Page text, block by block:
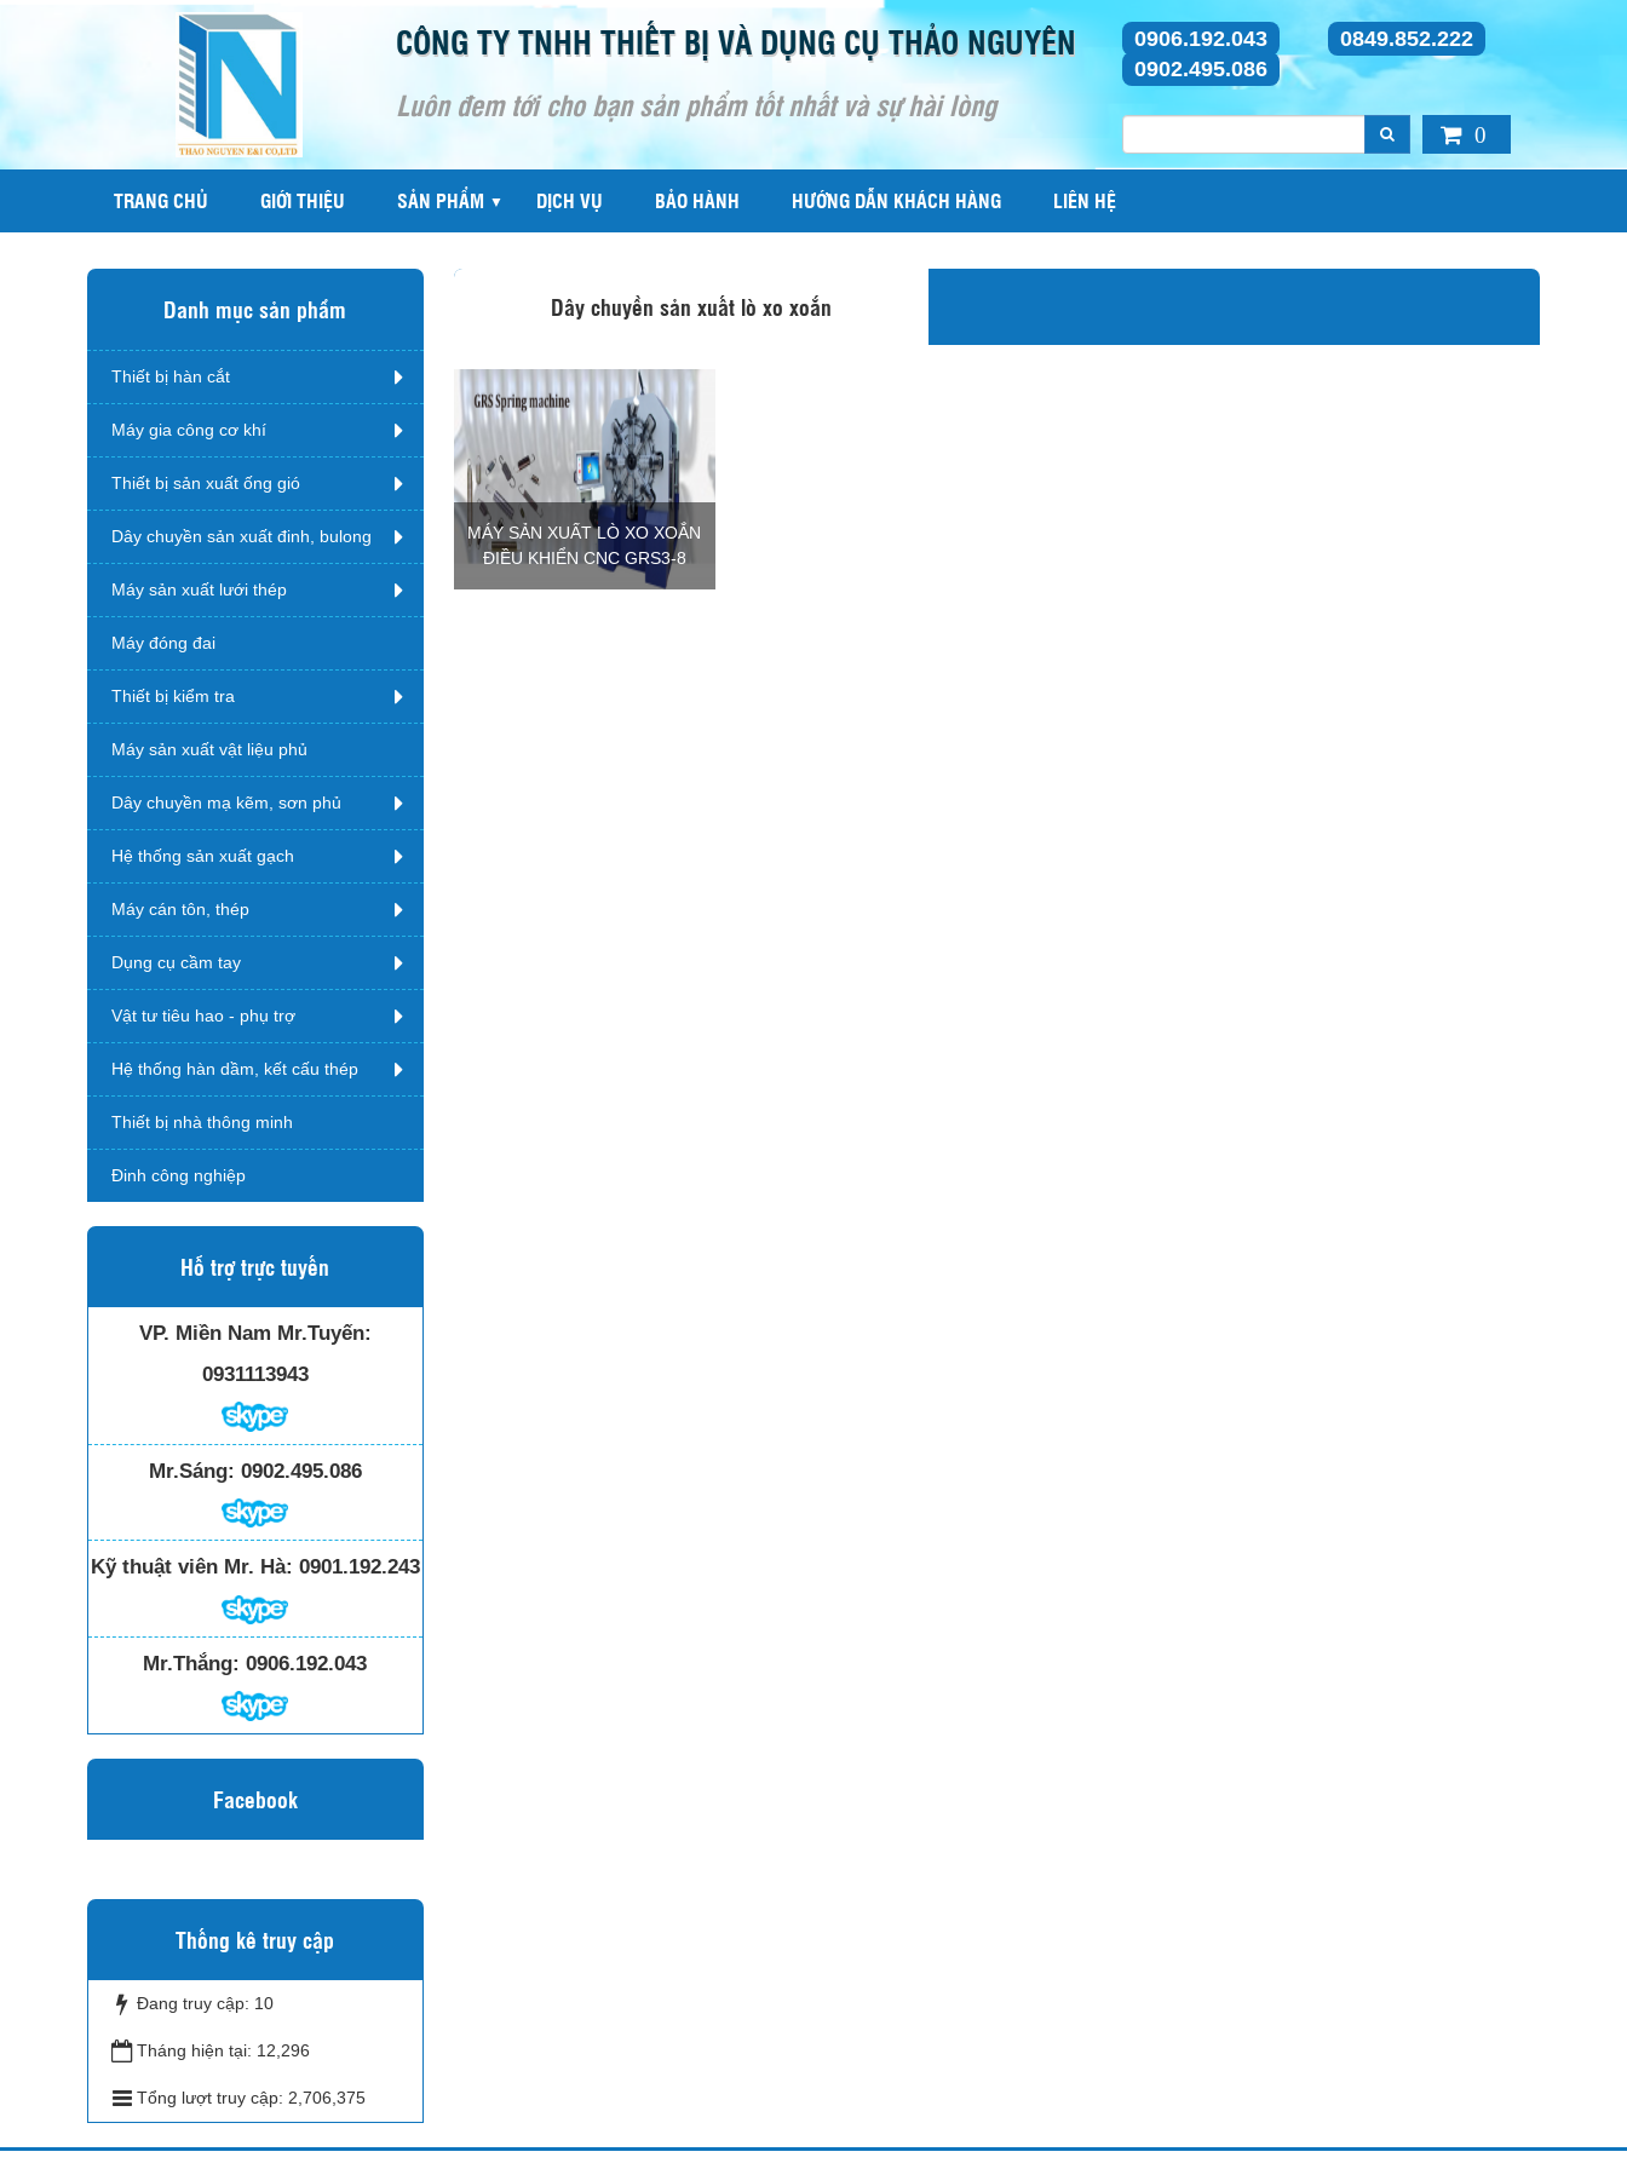
CÔNG TY TNHH THIẾT BỊ VÀ DỤNG CỤ THẢO NGUYÊN
Luôn đem tới cho bạn sản phẩm tốt nhất và sự hài lòng
0906.192.043
0849.852.222
0902.495.086
0
TRANG CHỦ GIỚI THIỆU SẢN PHẨM ▼ DỊCH VỤ BẢO HÀNH HƯỚNG DẪN KHÁCH HÀNG LIÊN HỆ
Dây chuyền sản xuất lò xo xoắn
MÁY SẢN XUẤT LÒ XO XOẮN
ĐIỀU KHIỂN CNC GRS3-8
Danh mục sản phẩm
Thiết bị hàn cắt
Máy gia công cơ khí
Thiết bị sản xuất ống gió
Dây chuyền sản xuất đinh, bulong
Máy sản xuất lưới thép
Máy đóng đai
Thiết bị kiểm tra
Máy sản xuất vật liệu phủ
Dây chuyền mạ kẽm, sơn phủ
Hệ thống sản xuất gạch
Máy cán tôn, thép
Dụng cụ cầm tay
Vật tư tiêu hao - phụ trợ
Hệ thống hàn dầm, kết cấu thép
Thiết bị nhà thông minh
Đinh công nghiệp
Hỗ trợ trực tuyến
VP. Miền Nam Mr.Tuyến:
0931113943
Mr.Sáng: 0902.495.086
Kỹ thuật viên Mr. Hà: 0901.192.243
Mr.Thắng: 0906.192.043
Facebook
Thống kê truy cập
Đang truy cập: 10
Tháng hiện tại: 12,296
Tổng lượt truy cập: 2,706,375